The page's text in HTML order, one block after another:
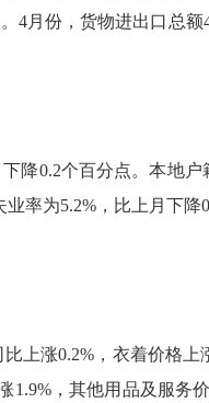
。 4月份，货物进出口总额
降0.2个百分点。本地户
业率为5.2%，比上月下降
比上涨0.2% ，衣着价格上
1.9%，其他用品及服务